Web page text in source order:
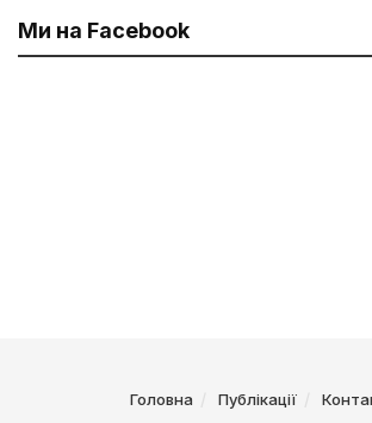
Ми на Facebook
Головна Публікації